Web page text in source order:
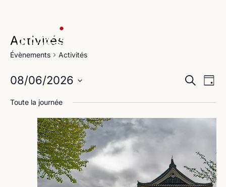
Activités
Évènements Activités
et
vues
Recherche
Jour
08/06/2026
une
Toute la journée